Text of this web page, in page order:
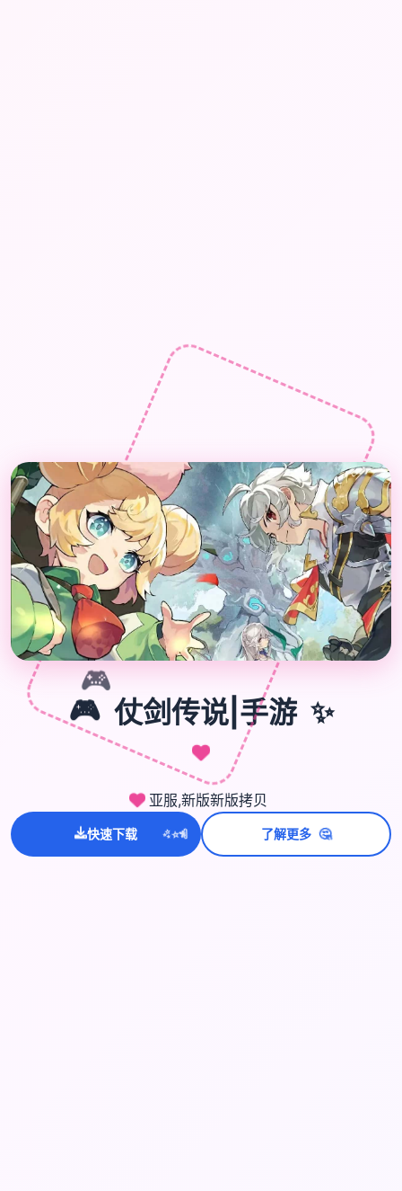
🎮
🎮 仗剑传说|手游 ✨
亚服,新版新版拷贝
快速下载 ✨⭐💫 了解更多 🤔